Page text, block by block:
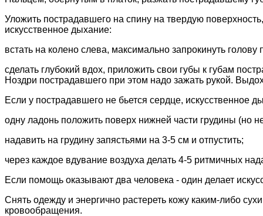
Уложить пострадавшего на спину на твердую
искусственное дыхание:
встать на колено слева, максимально запрокинуть
сделать глубокий вдох, приложить свои губы к губам
Ноздри пострадавшего при этом надо зажать рукой.
Если у пострадавшего не бьется сердце,
одну ладонь положить поверх нижней части грудины (но
надавить на грудину запястьями на 3-5 см и отпустить;
через каждое вдувание воздуха делать 4-5 ритмичных
Если помощь оказывают два человека - один делает
Снять одежду и энергично растереть кожу каким-либо
кровообращения.